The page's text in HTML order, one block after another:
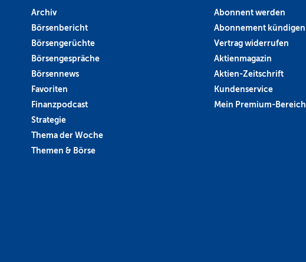
Archiv
Börsenbericht
Börsengerüchte
Börsengespräche
Börsennews
Favoriten
Finanzpodcast
Strategie
Thema der Woche
Themen & Börse
Abonnent werden
Abonnement kündigen
Vertrag widerrufen
Aktienmagazin
Aktien-Zeitschrift
Kundenservice
Mein Premium-Bereich